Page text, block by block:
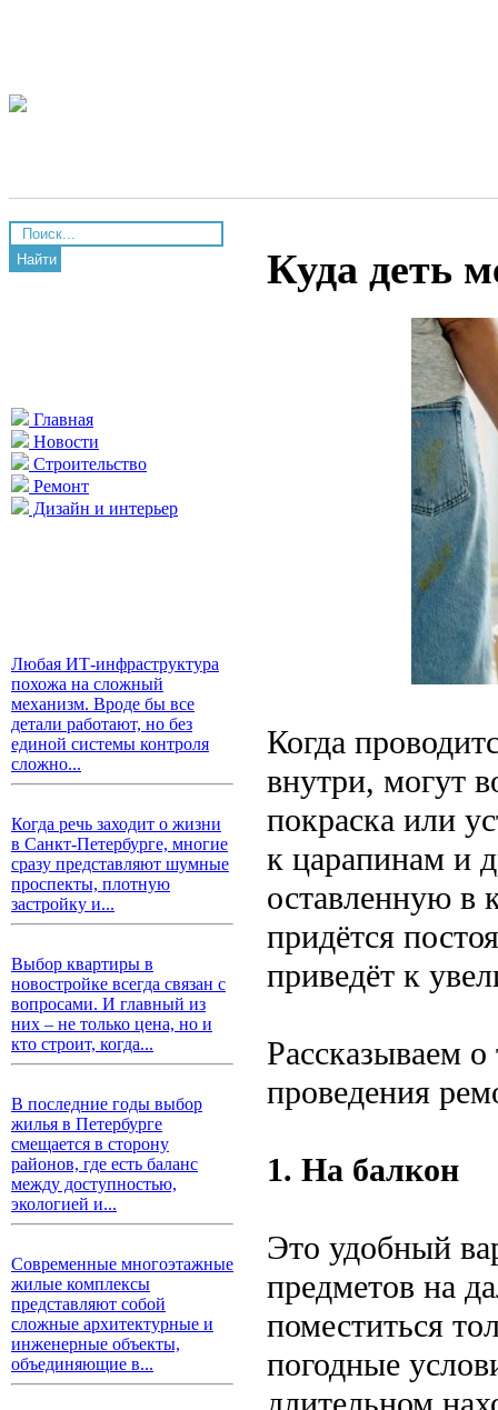
Найти
Главная
Новости
Строительство
Ремонт
Дизайн и интерьер
Любая ИТ-инфраструктура
похожа на сложный
механизм. Вроде бы все
детали работают, но без
единой системы контроля
сложно...
Когда речь заходит о жизни
в Санкт-Петербурге, многие
сразу представляют шумные
проспекты, плотную
застройку и...
Выбор квартиры в
новостройке всегда связан с
вопросами. И главный из
них – не только цена, но и
кто строит, когда...
В последние годы выбор
жилья в Петербурге
смещается в сторону
районов, где есть баланс
между доступностью,
экологией и...
Современные многоэтажные
жилые комплексы
представляют собой
сложные архитектурные и
инженерные объекты,
объединяющие в...
Куда деть
Когда
внутри, могут
покраска или
к царапинам и
оставленную в
придётся
приведёт к
Рассказываем
проведения
1. На балкон
Это удобный
предметов на
поместиться
погодные